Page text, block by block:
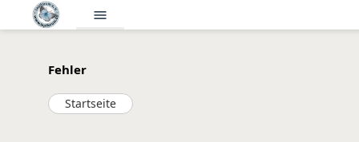
menu
Fehler
Startseite